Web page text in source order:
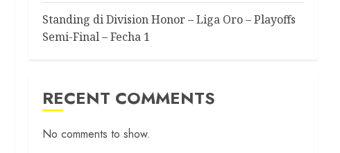
Standing di Division Honor – Liga Oro – Playoffs
Semi-Final – Fecha 1
RECENT COMMENTS
No comments to show.